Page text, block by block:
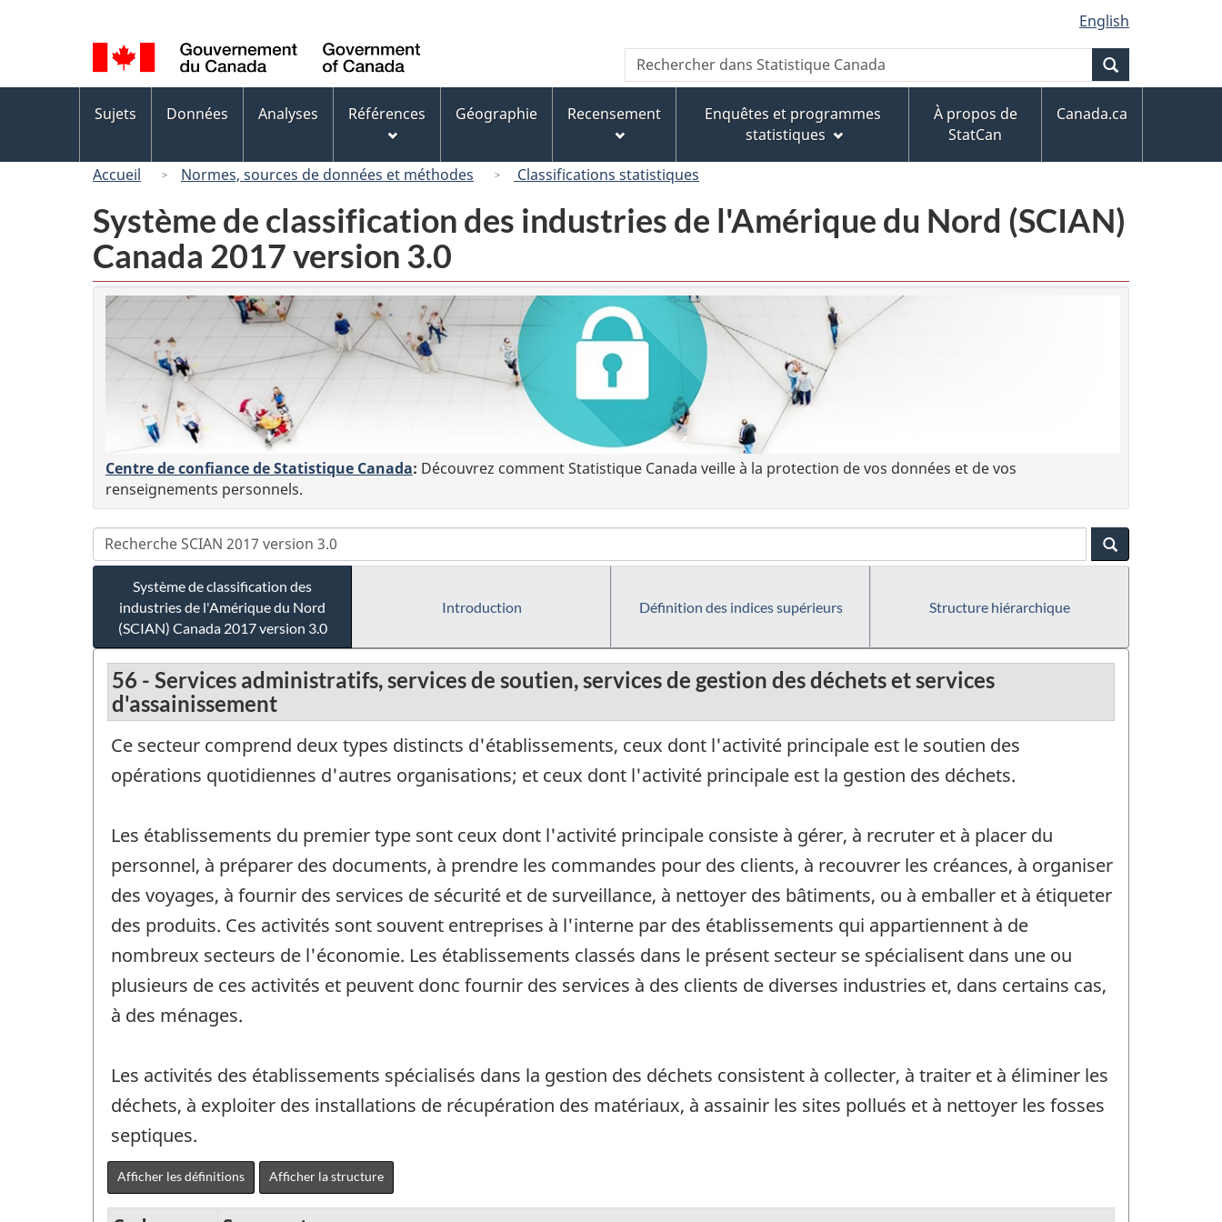
au
contenu
principal
« À
propos
de
ce
version
HTML
simplifiée
de
la
langue
English
Canada
Recherche
Rechercher
dans
Canada
des
Sujets Données Analyses Références Géographie Recensement
Enquêtes et programmes
statistiques
À propos de
StatCan
Canada.ca
Accueil Normes, sources de données et méthodes Classifications statistiques
Système de classification des industries de l'Amérique du Nord (SCIAN)
Canada 2017 version 3.0
Centre de confiance de Statistique Canada: Découvrez comment Statistique Canada veille à la protection de vos données et de vos
renseignements personnels.
Système de classification des
industries de l'Amérique du Nord
(SCIAN) Canada 2017 version 3.0
Introduction Définition des indices supérieurs Structure hiérarchique
56 - Services administratifs, services de soutien, services de gestion des déchets et services
d'assainissement
Ce secteur comprend deux types distincts d'établissements, ceux dont l'activité principale est le soutien des
opérations quotidiennes d'autres organisations; et ceux dont l'activité principale est la gestion des déchets.
Les établissements du premier type sont ceux dont l'activité principale consiste à gérer, à recruter et à placer du
personnel, à préparer des documents, à prendre les commandes pour des clients, à recouvrer les créances, à organiser
des voyages, à fournir des services de sécurité et de surveillance, à nettoyer des bâtiments, ou à emballer et à étiqueter
des produits. Ces activités sont souvent entreprises à l'interne par des établissements qui appartiennent à de
nombreux secteurs de l'économie. Les établissements classés dans le présent secteur se spécialisent dans une ou
plusieurs de ces activités et peuvent donc fournir des services à des clients de diverses industries et, dans certains cas,
à des ménages.
Les activités des établissements spécialisés dans la gestion des déchets consistent à collecter, à traiter et à éliminer les
déchets, à exploiter des installations de récupération des matériaux, à assainir les sites pollués et à nettoyer les fosses
septiques.
Afficher les définitions Afficher la structure